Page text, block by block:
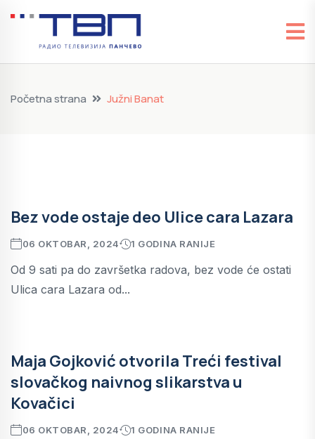
Početna strana Južni Banat
Bez vode ostaje deo Ulice cara Lazara
06 OKTOBAR, 2024 1 GODINA RANIJE
Od 9 sati pa do završetka radova, bez vode će ostati
Ulica cara Lazara od...
Maja Gojković otvorila Treći festival
slovačkog naivnog slikarstva u
Kovačici
06 OKTOBAR, 2024 1 GODINA RANIJE